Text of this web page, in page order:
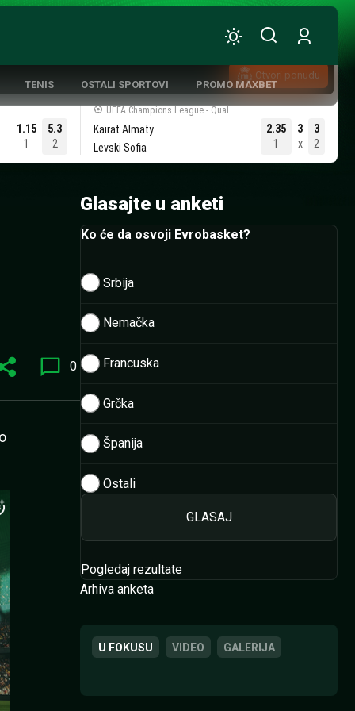
TENIS OSTALI SPORTOVI PROMO MAXBET
1.15
1
5.3
2
UEFA Champions League - Qual.
Kairat Almaty
Levski Sofia
2.35
1
3
x
3
2
Otvori ponudu
0
Glasajte u anketi
Ko će da osvoji Evrobasket?
Srbija
Nemačka
Francuska
Grčka
Španija
Ostali
Pogledaj rezultate
Arhiva anketa
U FOKUSU VIDEO GALERIJA